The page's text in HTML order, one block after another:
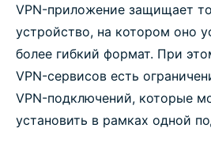
VPN-приложение защищает
устройство, на котором оно
более гибкий формат. При
VPN-сервисов есть
VPN-подключений, которые
установить в рамках одной